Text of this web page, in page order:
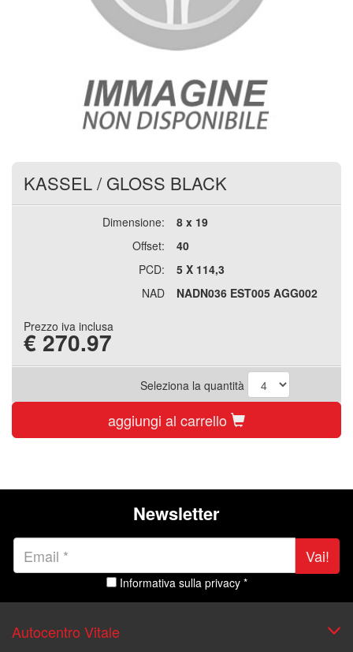
KASSEL/ GLOSS BLACK
Dimensione:
8 x 19
Offset:
40
PCD:
5 X 114,3
NAD
NADN036 EST005 AGG002
Prezzo iva inclusa
€ 270.97
Seleziona la quantità
aggiungi al carrello
Newsletter
Vai!
Informativa sulla privacy *
Autocentro Vitale